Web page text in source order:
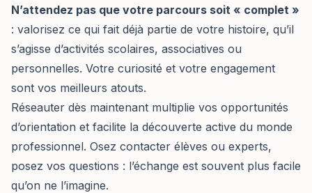
N’attendez pas que votre parcours soit « complet »
: valorisez ce qui fait déjà partie de votre histoire, qu’il
s’agisse d’activités scolaires, associatives ou
personnelles. Votre curiosité et votre engagement
sont vos meilleurs atouts.
Réseauter dès maintenant multiplie vos opportunités
d’orientation et facilite la découverte active du monde
professionnel. Osez contacter élèves ou experts,
posez vos questions : l’échange est souvent plus facile
qu’on ne l’imagine.